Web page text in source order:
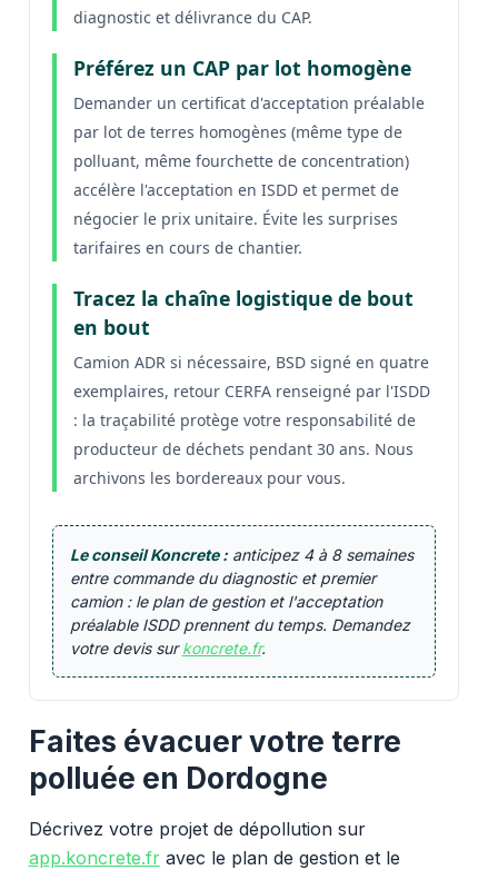
diagnostic et délivrance du CAP.
Préférez un CAP par lot homogène
Demander un certificat d'acceptation préalable
par lot de terres homogènes (même type de
polluant, même fourchette de concentration)
accélère l'acceptation en ISDD et permet de
négocier le prix unitaire. Évite les surprises
tarifaires en cours de chantier.
Tracez la chaîne logistique de bout
en bout
Camion ADR si nécessaire, BSD signé en quatre
exemplaires, retour CERFA renseigné par l'ISDD
: la traçabilité protège votre responsabilité de
producteur de déchets pendant 30 ans. Nous
archivons les bordereaux pour vous.
Le conseil Koncrete :anticipez 4 à 8 semaines
entre commande du diagnostic et premier
camion : le plan de gestion et l'acceptation
préalable ISDD prennent du temps. Demandez
votre devis surkoncrete.fr.
Faites évacuer votre terre
polluée en Dordogne
Décrivez votre projet de dépollution sur
app.koncrete.fravec le plan de gestion et le